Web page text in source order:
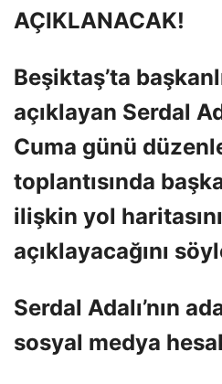
AÇIKLANACAK!
Beşiktaş’ta
açıklayan Serdal
Cuma günü
toplantısında
ilişkin yol
açıklayacağını
Serdal Adalı’nın
sosyal medya